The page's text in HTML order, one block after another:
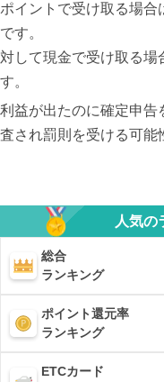
ポイントで受け取る場
です。
対して現金で受け取る場
す。
利益が出たのに確定申告
査され罰則を受ける可能
人気の
総合
ランキング
ポイント還元率
ランキング
ETCカード